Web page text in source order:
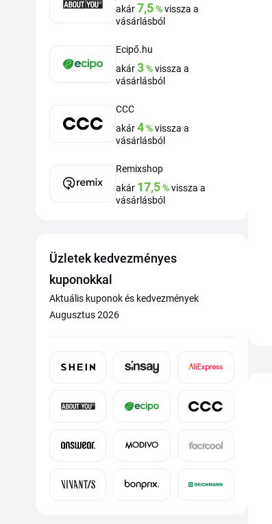
akár7,5%vissza a
vásárlásból
Ecipő.hu
akár3%vissza a
vásárlásból
CCC
akár4%vissza a
vásárlásból
Remixshop
akár 17,5%vissza a
vásárlásból
Üzletek kedvezményes
kuponokkal
Aktuális kuponok és kedvezmények
Augusztus 2026